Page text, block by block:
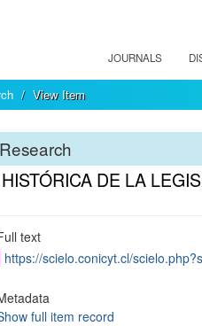
JOURNALS
View Item
DE LA
text
https://scielo.conicyt.cl/
full item record